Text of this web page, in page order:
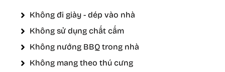
Không đi giày - dép vào nhà
Không sử dụng chất cấm
Không nướng BBQ trong nhà
Không mang theo thú cưng